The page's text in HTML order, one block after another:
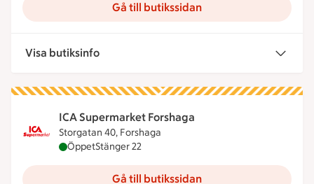
Gå till butikssidan
Visa butiksinfo
ICA Supermarket Forshaga
Storgatan 40, Forshaga
ICA Supermarket Forshaga är öppen nu, stänger
ÖppetStänger 22
Gå till butikssidan